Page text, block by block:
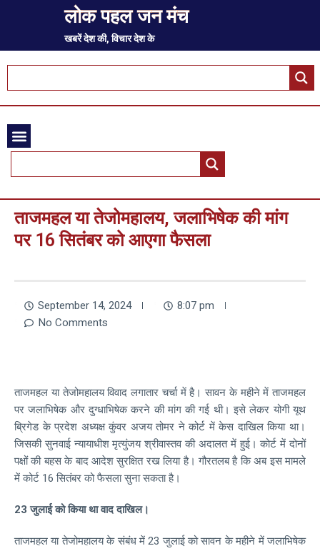
लोक पहल जन मंच
खबरें देश की, विचार देश के
ताजमहल या तेजोमहालय, जलाभिषेक की मांग
पर 16 सितंबर को आएगा फैसला
September 14, 2024
8:07 pm
No Comments
ताजमहल या तेजोमहालय विवाद लगातार चर्चा में है। सावन के महीने में ताजमहल
पर जलाभिषेक और दुग्धाभिषेक करने की मांग की गई थी। इसे लेकर योगी यूथ
ब्रिगेड के प्रदेश अध्यक्ष कुंवर अजय तोमर ने कोर्ट में केस दाखिल किया था।
जिसकी सुनवाई न्यायाधीश मृत्युंजय श्रीवास्तव की अदालत में हुई। कोर्ट में दोनों
पक्षों की बहस के बाद आदेश सुरक्षित रख लिया है। गौरतलब है कि अब इस मामले
में कोर्ट 16 सितंबर को फैसला सुना सकता है।
23 जुलाई को किया था वाद दाखिल।
ताजमहल या तेजोमहालय के संबंध में 23 जुलाई को सावन के महीने में जलाभिषेक